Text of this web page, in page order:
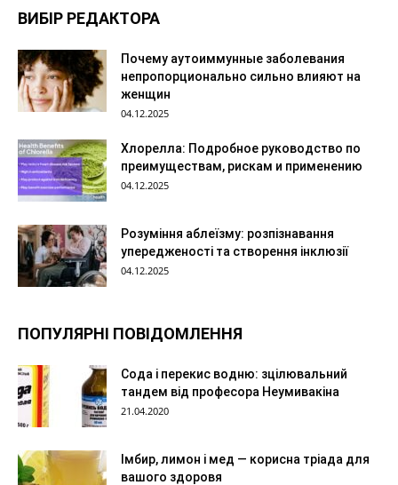
ВИБІР РЕДАКТОРА
Почему аутоиммунные заболевания
непропорционально сильно влияют на
женщин
04.12.2025
Хлорелла: Подробное руководство по
преимуществам, рискам и применению
04.12.2025
Розуміння аблеїзму: розпізнавання
упередженості та створення інклюзії
04.12.2025
ПОПУЛЯРНІ ПОВІДОМЛЕННЯ
Сода і перекис водню: зцілювальний
тандем від професора Неумивакіна
21.04.2020
Імбир, лимон і мед — корисна тріада для
вашого здоровя